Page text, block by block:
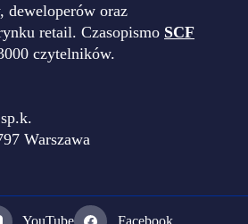
deweloperów oraz
retail. Czasopismo SCF
czytelników.
Warszawa